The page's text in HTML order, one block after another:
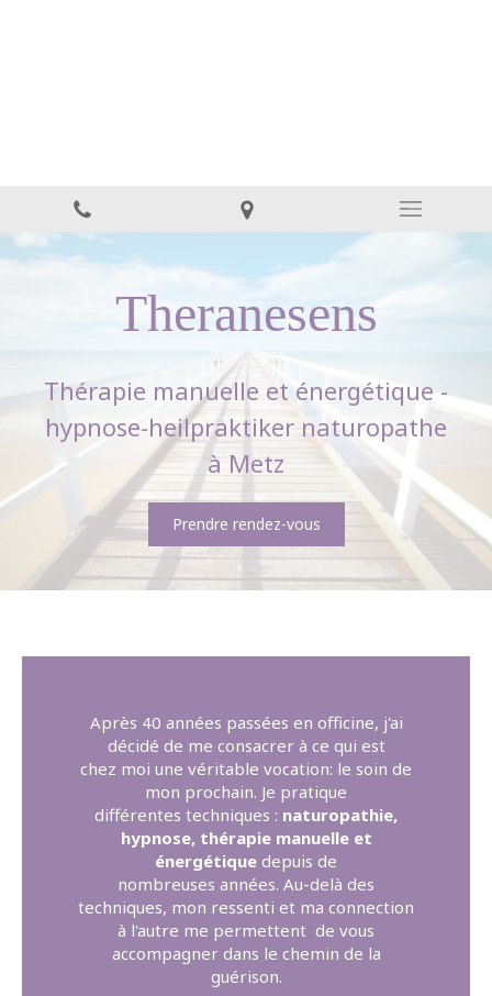
Theranesens
Thérapie manuelle et énergétique -
hypnose-heilpraktiker naturopathe
à Metz
Prendre rendez-vous
Après 40 années passées en officine, j'ai
décidé de me consacrer à ce qui est
chez moi une véritable vocation: le soin de
mon prochain. Je pratique
différentes techniques : naturopathie,
hypnose, thérapie manuelle et
énergétique depuis de
nombreuses années. Au-delà des
techniques, mon ressenti et ma connection
à l'autre me permettent de vous
accompagner dans le chemin de la
guérison.